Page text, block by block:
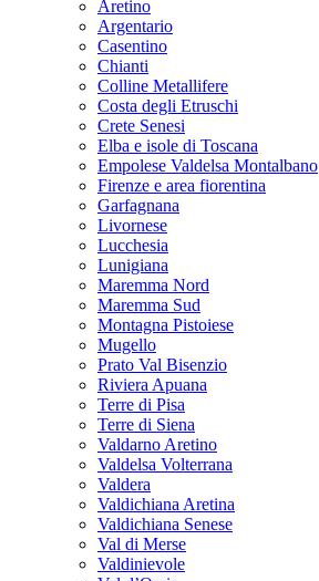
Aretino
Argentario
Casentino
Chianti
Colline Metallifere
Costa degli Etruschi
Crete Senesi
Elba e isole di Toscana
Empolese Valdelsa Montalbano
Firenze e area fiorentina
Garfagnana
Livornese
Lucchesia
Lunigiana
Maremma Nord
Maremma Sud
Montagna Pistoiese
Mugello
Prato Val Bisenzio
Riviera Apuana
Terre di Pisa
Terre di Siena
Valdarno Aretino
Valdelsa Volterrana
Valdera
Valdichiana Aretina
Valdichiana Senese
Val di Merse
Valdinievole